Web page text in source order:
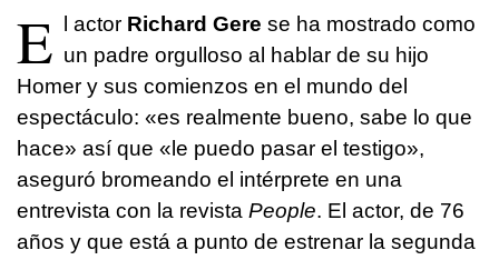
E l actor Richard Gere se ha mostrado como
un padre orgulloso al hablar de su hijo
Homer y sus comienzos en el mundo del
espectáculo: «es realmente bueno, sabe lo que
hace» así que «le puedo pasar el testigo»,
aseguró bromeando el intérprete en una
entrevista con la revista People. El actor, de 76
años y que está a punto de estrenar la segunda